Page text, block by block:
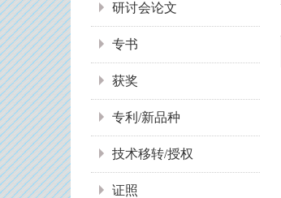
研讨会论文
专书
获奖
专利/新品种
技术移转/授权
证照